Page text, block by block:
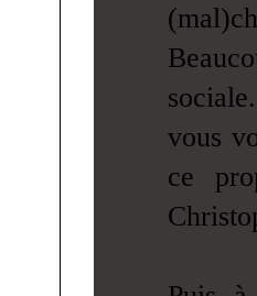
vous
ce